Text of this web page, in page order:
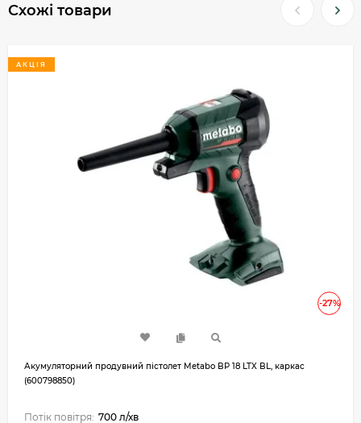
Схожі товари
-27%
АКЦІЯ
Акумуляторний продувний пістолет Metabo BP 18 LTX BL, каркас
(600798850)
Потік повітря: 700 л/хв